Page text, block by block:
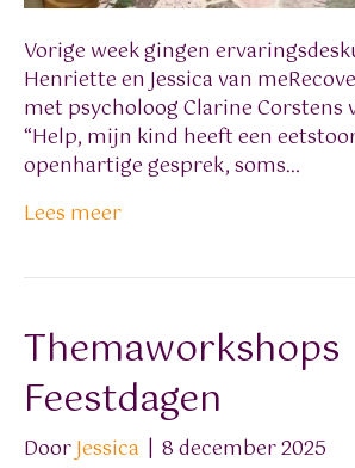
Vorige week gingen
Henriette en Jessica van
met psycholoog Clarine Corstens
“Help, mijn kind heeft een
openhartige gesprek, soms…
Lees meer
Themaworkshops
Feestdagen
DoorJessica | 8 december 2025